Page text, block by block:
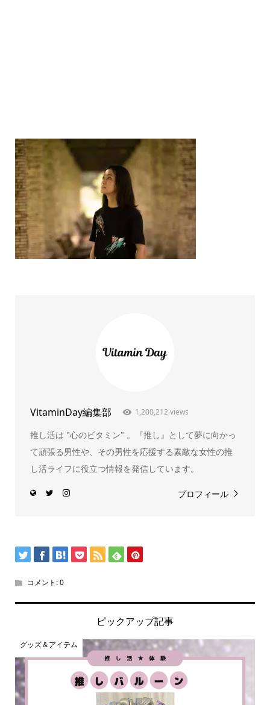
VitaminDay編集部 1,200,212 views
推し活は "心のビタミン" 。『推し』として夢に向かっ
て頑張る男性や、その男性を応援する素敵な女性の推
し活ライフに役立つ情報を発信しています。
プロフィール
コメント:0
ピックアップ記事
グッズ＆アイテム